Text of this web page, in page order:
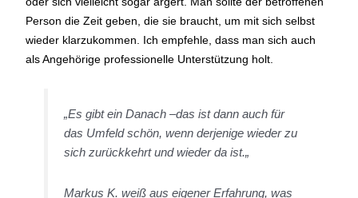
Person die Zeit geben, die sie braucht, um mit sich selbst
wieder klarzukommen. Ich empfehle, dass man sich auch
als Angehörige professionelle Unterstützung holt.
„Es gibt ein Danach –das ist dann auch für
das Umfeld schön, wenn derjenige wieder zu
sich zurückkehrt und wieder da ist.„
Markus K. weiß aus eigener Erfahrung, was